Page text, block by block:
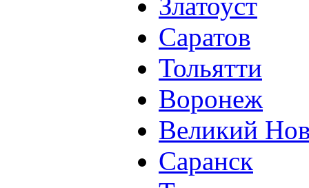
Златоуст
Саратов
Тольятти
Воронеж
Великий
Саранск